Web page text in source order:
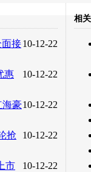
转发至：
10-12-22
面接
10-12-22
惠
10-12-22
海豪
10-12-22
抢
10-12-22
市
相